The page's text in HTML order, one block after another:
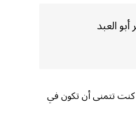
العبد
كنت تتمنى أن تكون في